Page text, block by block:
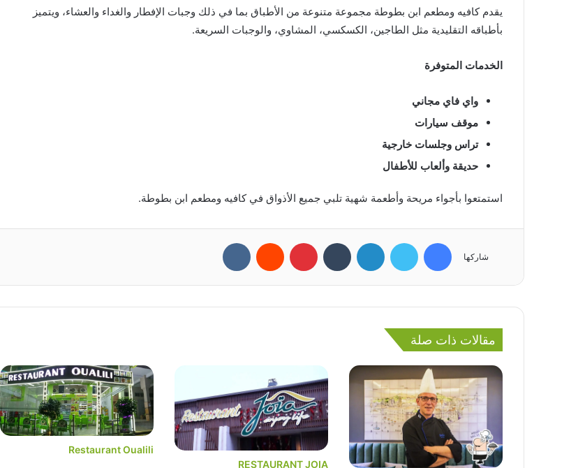
يقدم كافيه ومطعم ابن بطوطة مجموعة متنوعة من الأطباق بما في ذلك وجبات الإفطار والغداء والعشاء، ويتميز
بأطباقه التقليدية مثل الطاجين، الكسكسي، المشاوي، والوجبات السريعة.
الخدمات المتوفرة
واي فاي مجاني
موقف سيارات
تراس وجلسات خارجية
حديقة وألعاب للأطفال
استمتعوا بأجواء مريحة وأطعمة شهية تلبي جميع الأذواق في كافيه ومطعم ابن بطوطة.
شاركها
فيسبوك تويتر لينكدإن بينتيريست
مقالات ذات صلة
RESTAURANT JOIA
Restaurant Oualili